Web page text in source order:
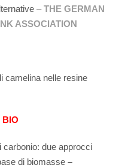
–THE GERMAN
ASSOCIATION
camelina nelle resine
BIO
carbonio: due approcci
di biomasse –